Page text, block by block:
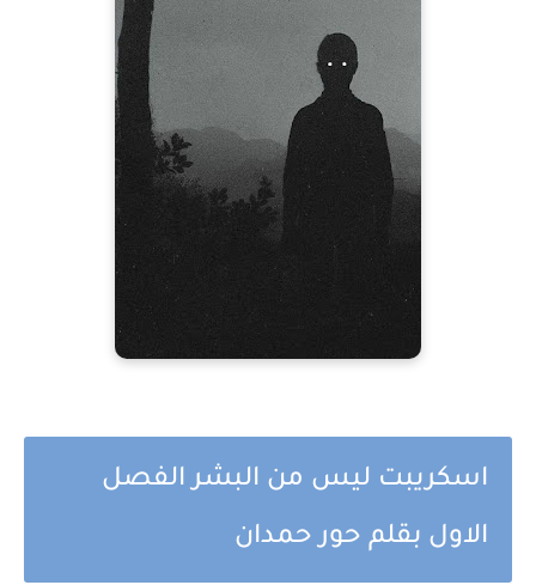
اسكريبت ليس من البشر الفصل
الاول بقلم حور حمدان